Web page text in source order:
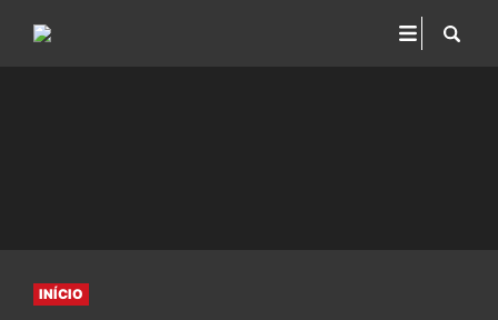
INÍCIO